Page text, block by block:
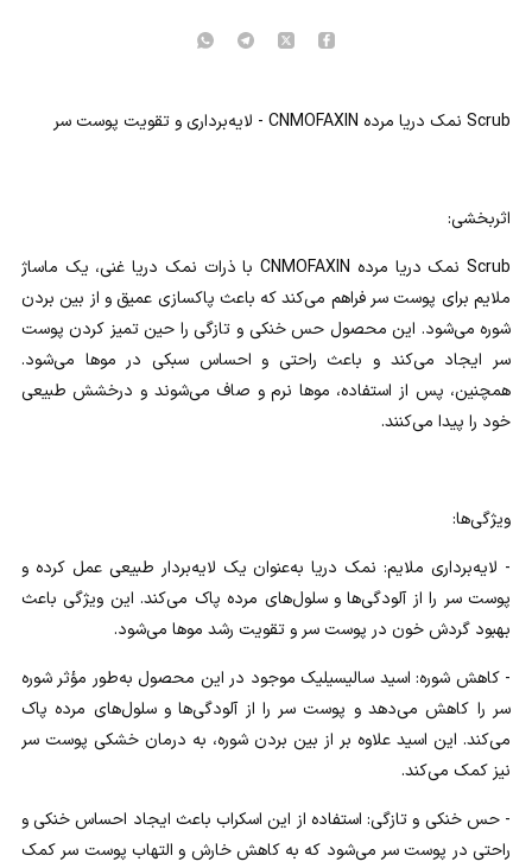
Scrub نمک دریا مرده CNMOFAXIN - لایه‌برداری و تقویت پوست سر
اثربخشی:
Scrub نمک دریا مرده CNMOFAXIN با ذرات نمک دریا غنی، یک ماساژ
ملایم برای پوست سر فراهم می‌کند که باعث پاکسازی عمیق و از بین بردن
شوره می‌شود. این محصول حس خنکی و تازگی را حین تمیز کردن پوست
سر ایجاد می‌کند و باعث راحتی و احساس سبکی در موها می‌شود.
همچنین، پس از استفاده، موها نرم و صاف می‌شوند و درخشش طبیعی
خود را پیدا می‌کنند.
ویژگی‌ها:
- لایه‌برداری ملایم: نمک دریا به‌عنوان یک لایه‌بردار طبیعی عمل کرده و
پوست سر را از آلودگی‌ها و سلول‌های مرده پاک می‌کند. این ویژگی باعث
بهبود گردش خون در پوست سر و تقویت رشد موها می‌شود.
- کاهش شوره: اسید سالیسیلیک موجود در این محصول به‌طور مؤثر شوره
سر را کاهش می‌دهد و پوست سر را از آلودگی‌ها و سلول‌های مرده پاک
می‌کند. این اسید علاوه بر از بین بردن شوره، به درمان خشکی پوست سر
نیز کمک می‌کند.
- حس خنکی و تازگی: استفاده از این اسکراب باعث ایجاد احساس خنکی و
راحتی در پوست سر می‌شود که به کاهش خارش و التهاب پوست سر کمک